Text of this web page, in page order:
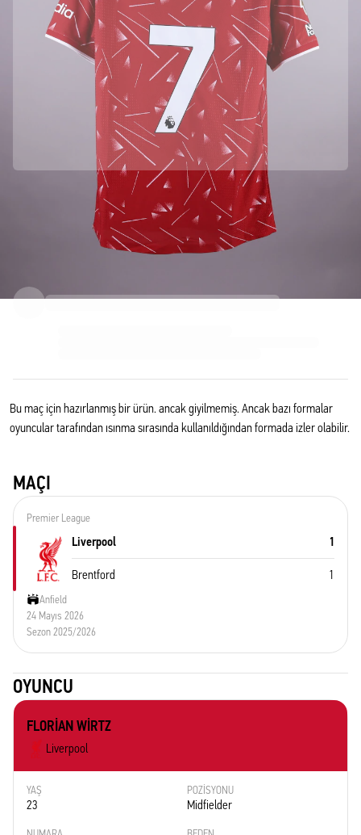
Liverpool FC ile resmi ortaklık
Bu ürünün orijinal olduğundan emin olmak için doğrudan Liverpool FC takımından temin ettik.
Orijinalliği Fabricks ile doğrulandı
Bu maç için hazırlanmış bir ürün. ancak giyilmemiş. Ancak bazı formalar
oyuncular tarafından ısınma sırasında kullanıldığından formada izler olabilir.
MAÇI
Premier League
Liverpool 1
Brentford 1
Anfield
24 Mayıs 2026
Sezon 2025/2026
OYUNCU
FLORIAN WIRTZ
Liverpool
YAŞ
23
POZISYONU
Midfielder